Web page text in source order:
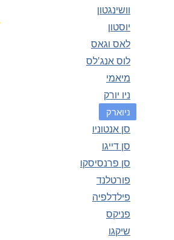
וושינגטון
יוסטון
לאס וגאס
לוס אנג'לס
מיאמי
ניו יורק
ניוארק
סן אנטוניו
סן דייגו
סן פרנסיסקו
פורטלנד
פילדלפיה
פניקס
שיקגו